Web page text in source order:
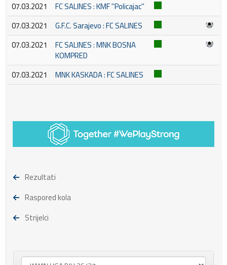
07.03.2021
FC SALINES : KMF ''Policajac''
07.03.2021
G.F.C. Sarajevo : FC SALINES
07.03.2021
FC SALINES : MNK BOSNA
KOMPRED
07.03.2021
MNK KASKADA : FC SALINES
Rezultati
Raspored kola
Strijelci